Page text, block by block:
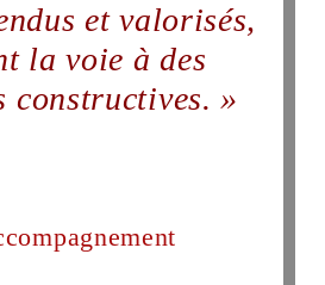
et valorisés,
la voie à des
constructives. »